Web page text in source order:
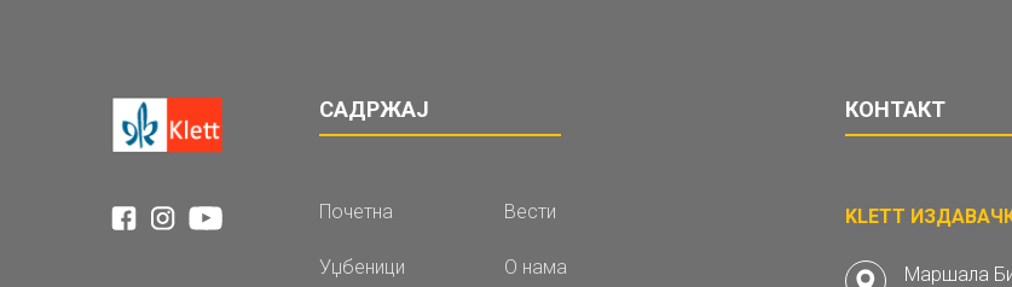
САДРЖАЈ
Почетна Вести
Уџбеници О нама
КОНТАКТ
KLETT
Маршала